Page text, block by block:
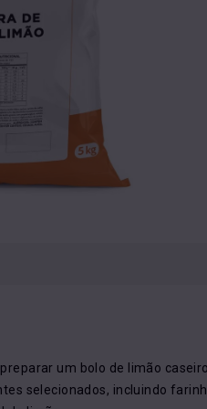
um bolo de limão
selecionados, incluindo